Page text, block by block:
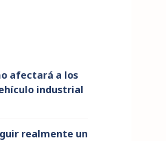
afectará a los
industrial
realmente un